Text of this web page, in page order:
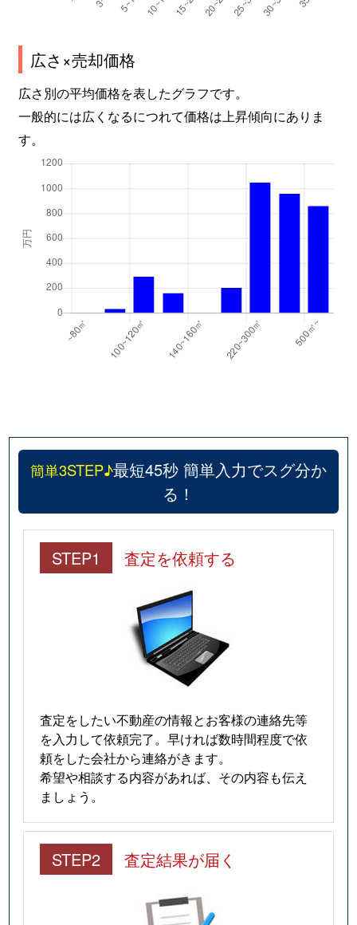
広さ×売却価格
広さ別の平均価格を表したグラフです。
一般的には広くなるにつれて価格は上昇傾向にありま
す。
簡単3STEP♪最短45秒 簡単入力でスグ分か
る！
STEP1 査定を依頼する
査定をしたい不動産の情報とお客様の連絡先等
を入力して依頼完了。早ければ数時間程度で依
頼をした会社から連絡がきます。
希望や相談する内容があれば、その内容も伝え
ましょう。
STEP2 査定結果が届く